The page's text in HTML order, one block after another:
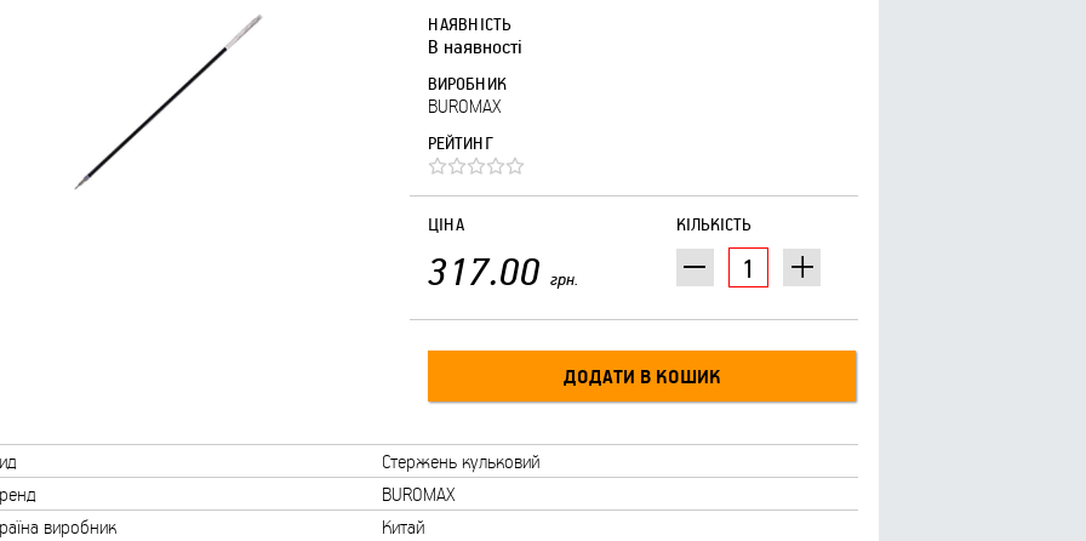
НАЯВНІСТЬ
В наявності
ВИРОБНИК
BUROMAX
РЕЙТИНГ
КІЛЬКІСТЬ
ЦІНА
317.00 грн.
Стержень кульковий
BUROMAX
виробник
Китай